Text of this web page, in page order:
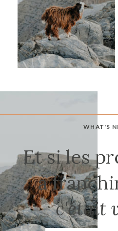
WHAT'S
Et si les
à
c'était
INFOS